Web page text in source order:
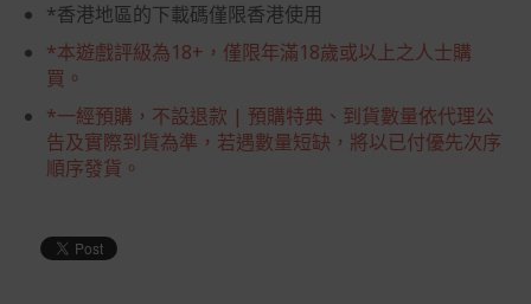
*香港地區的下載碼僅限香港使用
*本遊戲評級為18+，僅限年滿18歲或以上之人士購
買。
*一經預購，不設退款 | 預購特典、到貨數量依代理公
告及實際到貨為準，若遇數量短缺，將以已付優先次序
順序發貨。